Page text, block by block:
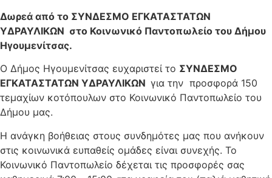
Δωρεά από το ΣΥΝΔΕΣΜΟ ΕΓΚΑΤΑΣΤΑΤΩΝ
ΥΔΡΑΥΛΙΚΩΝ στο Κοινωνικό Παντοπωλείο του Δήμου
Ηγουμενίτσας.
Ο Δήμος Ηγουμενίτσας ευχαριστεί το ΣΥΝΔΕΣΜΟ
ΕΓΚΑΤΑΣΤΑΤΩΝ ΥΔΡΑΥΛΙΚΩΝ για την προσφορά 150
τεμαχίων κοτόπουλων στο Κοινωνικό Παντοπωλείο του
Δήμου μας.
Η ανάγκη βοήθειας στους συνδημότες μας που ανήκουν
στις κοινωνικά ευπαθείς ομάδες είναι συνεχής. Το
Κοινωνικό Παντοπωλείο δέχεται τις προσφορές σας